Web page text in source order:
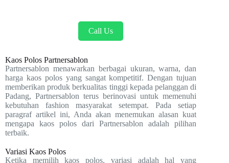
Call Us
Kaos Polos Partnersablon
Partnersablon menawarkan berbagai ukuran, warna, dan
harga kaos polos yang sangat kompetitif. Dengan tujuan
memberikan produk berkualitas tinggi kepada pelanggan di
Padang, Partnersablon terus berinovasi untuk memenuhi
kebutuhan fashion masyarakat setempat. Pada setiap
paragraf artikel ini, Anda akan menemukan alasan kuat
mengapa kaos polos dari Partnersablon adalah pilihan
terbaik.
Variasi Kaos Polos
Ketika memilih kaos polos, variasi adalah hal yang